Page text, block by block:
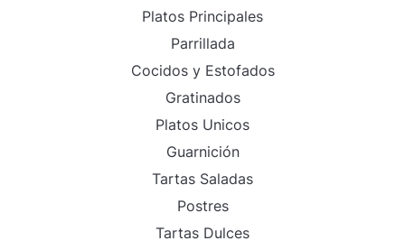
Platos Principales
Parrillada
Cocidos y Estofados
Gratinados
Platos Unicos
Guarnición
Tartas Saladas
Postres
Tartas Dulces